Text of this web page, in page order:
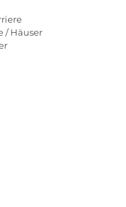
/ Häuser